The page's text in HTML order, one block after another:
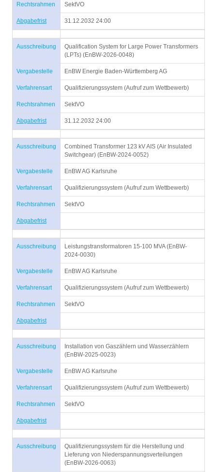
Rechtsrahmen SektVO
Abgabefrist 31.12.2032 24:00
Ausschreibung
Qualification System for Large Power Transformers
(LPTs) (EnBW-2026-0048)
Vergabestelle EnBW Energie Baden-Württemberg AG
Verfahrensart Qualifizierungssystem (Aufruf zum Wettbewerb)
Rechtsrahmen SektVO
Abgabefrist 31.12.2032 24:00
Ausschreibung
Combined Transformer 123 kV AIS (Air Insulated
Switchgear) (EnBW-2024-0052)
Vergabestelle EnBW AG Karlsruhe
Verfahrensart Qualifizierungssystem (Aufruf zum Wettbewerb)
Rechtsrahmen SektVO
Abgabefrist
Ausschreibung
Leistungstransformatoren 15-100 MVA (EnBW-
2024-0030)
Vergabestelle EnBW AG Karlsruhe
Verfahrensart Qualifizierungssystem (Aufruf zum Wettbewerb)
Rechtsrahmen SektVO
Abgabefrist
Ausschreibung
Installation von Gaszählern und Wasserzählern
(EnBW-2025-0023)
Vergabestelle EnBW AG Karlsruhe
Verfahrensart Qualifizierungssystem (Aufruf zum Wettbewerb)
Rechtsrahmen SektVO
Abgabefrist
Ausschreibung
Qualifizierungssystem für die Herstellung und
Lieferung von Niederspannungsverteilungen
(EnBW-2026-0063)